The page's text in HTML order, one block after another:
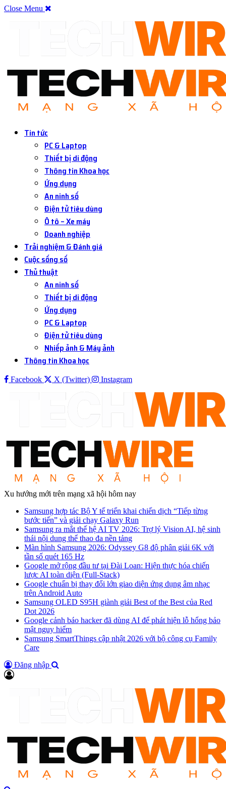
Close Menu
Tin tức
PC & Laptop
Thiết bị di động
Thông tin Khoa học
Ứng dụng
An ninh số
Điện tử tiêu dùng
Ô tô – Xe máy
Doanh nghiệp
Trải nghiệm & Đánh giá
Cuộc sống số
Thủ thuật
An ninh số
Thiết bị di động
Ứng dụng
PC & Laptop
Điện tử tiêu dùng
Nhiếp ảnh & Máy ảnh
Thông tin Khoa học
Facebook X (Twitter) Instagram
Xu hướng mới trên mạng xã hội hôm nay
Samsung hợp tác Bộ Y tế triển khai chiến dịch “Tiếp từng
bước tiến” và giải chạy Galaxy Run
Samsung ra mắt thế hệ AI TV 2026: Trợ lý Vision AI, hệ sinh
thái nội dung thể thao đa nền tảng
Màn hình Samsung 2026: Odyssey G8 độ phân giải 6K với
tần số quét 165 Hz
Google mở rộng đầu tư tại Đài Loan: Hiện thực hóa chiến
lược AI toàn diện (Full-Stack)
Google chuẩn bị thay đổi lớn giao diện ứng dụng âm nhạc
trên Android Auto
Samsung OLED S95H giành giải Best of the Best của Red
Dot 2026
Google cảnh báo hacker đã dùng AI để phát hiện lỗ hổng bảo
mật nguy hiểm
Samsung SmartThings cập nhật 2026 với bộ công cụ Family
Care
Đăng nhập